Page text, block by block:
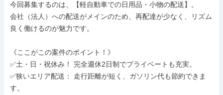
今回募集するのは、【軽自動車での日用品・小物の配送】。
会社（法人）への配送がメインのため、再配達が少なく、リズム
良く働けるのが魅力です。
《ここがこの案件のポイント！》
✅土・日・祝休み！ 完全週休2日制でプライベートも充実。
✅狭いエリア配送： 走行距離が短く、ガソリン代も節約できま
す。